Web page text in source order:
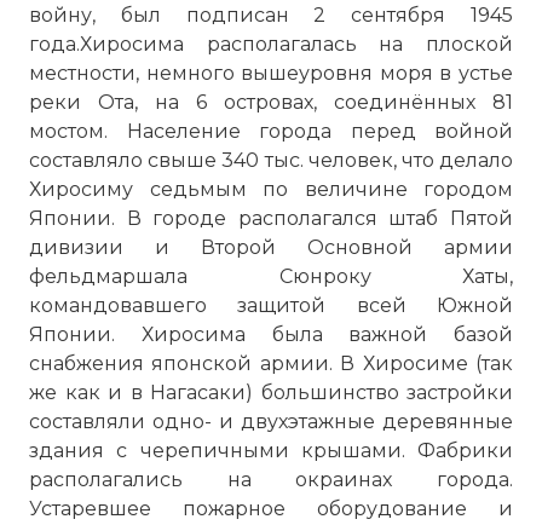
войну, был подписан 2 сентября 1945
года.Хиросима располагалась на плоской
местности, немного вышеуровня моря в устье
реки Ота, на 6 островах, соединённых 81
мостом. Население города перед войной
составляло свыше 340 тыс. человек, что делало
Хиросиму седьмым по величине городом
Японии. В городе располагался штаб Пятой
дивизии и Второй Основной армии
фельдмаршала Сюнроку Хаты,
командовавшего защитой всей Южной
Японии. Хиросима была важной базой
снабжения японской армии. В Хиросиме (так
же как и в Нагасаки) большинство застройки
составляли одно- и двухэтажные деревянные
здания с черепичными крышами. Фабрики
располагались на окраинах города.
Устаревшее пожарное оборудование и